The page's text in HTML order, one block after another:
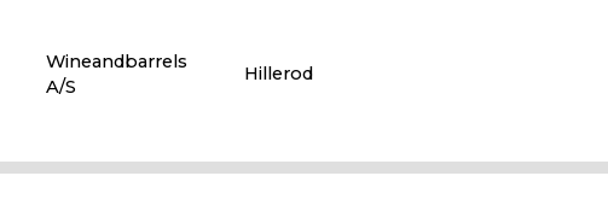
Wineandbarrels
A/S
Hillerod